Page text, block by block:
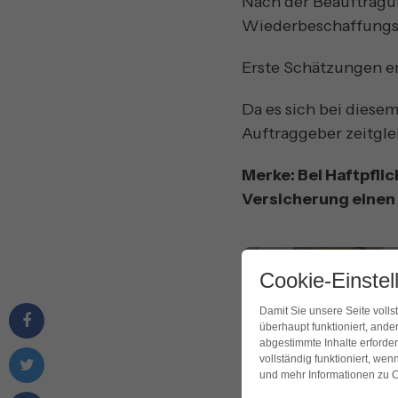
Erste Schätzungen
Da es sich bei
Auftraggeber
Merke: Bei
Versicherung
Cookie-
Damit Sie unsere Seite
überhaupt funktioniert,
abgestimmte Inhalte
vollständig funktioniert,
und mehr Informationen zu